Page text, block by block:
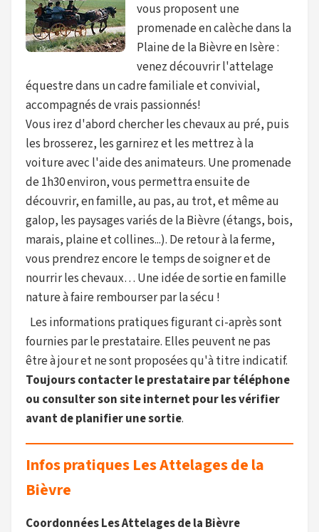
vous proposent une
promenade en calèche dans la
Plaine de la Bièvre en Isère :
venez découvrir l'attelage
équestre dans un cadre familiale et convivial,
accompagnés de vrais passionnés!
Vous irez d'abord chercher les chevaux au pré, puis
les brosserez, les garnirez et les mettrez à la
voiture avec l'aide des animateurs. Une promenade
de 1h30 environ, vous permettra ensuite de
découvrir, en famille, au pas, au trot, et même au
galop, les paysages variés de la Bièvre (étangs, bois,
marais, plaine et collines...). De retour à la ferme,
vous prendrez encore le temps de soigner et de
nourrir les chevaux… Une idée de sortie en famille
nature à faire rembourser par la sécu !
Les informations pratiques figurant ci-après sont
fournies par le prestataire. Elles peuvent ne pas
être à jour et ne sont proposées qu'à titre indicatif.
Toujours contacter le prestataire par téléphone
ou consulter son site internet pour les vérifier
avant de planifier une sortie.
Infos pratiques Les Attelages de la
Bièvre
Coordonnées Les Attelages de la Bièvre